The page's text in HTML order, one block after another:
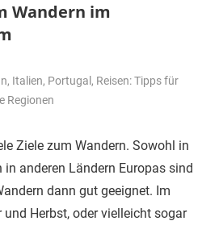
Wandern im
, Italien, Portugal , Reisen: Tipps für
Regionen
Ziele zum Wandern. Sowohl in
anderen Ländern Europas sind
dann gut geeignet. Im
und Herbst, oder vielleicht sogar